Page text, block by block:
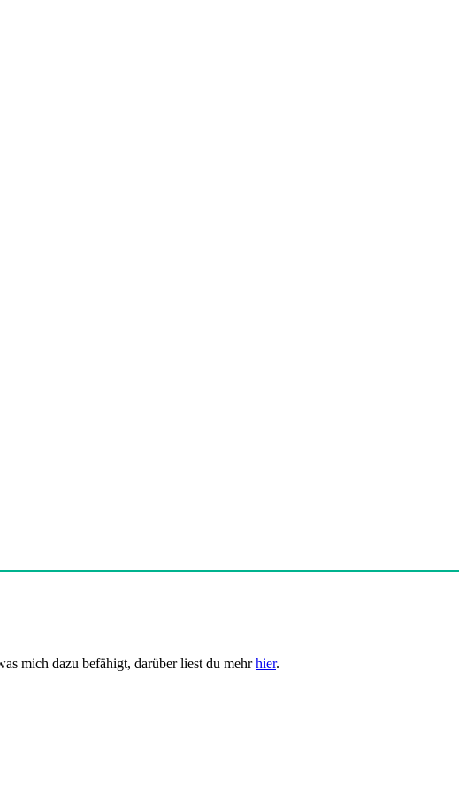
mich dazu befähigt, darüber liest du mehrhier.